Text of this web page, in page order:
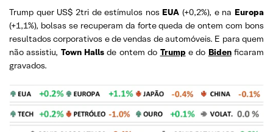
Trump quer US$ 2tri de estímulos nos EUA (+0,2%), e na Europa
(+1,1%), bolsas se recuperam da forte queda de ontem com bons
resultados corporativos e de vendas de automóveis. E para quem
não assistiu, Town Halls de ontem do Trump e do Bidenficaram
gravados.